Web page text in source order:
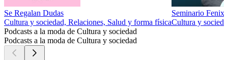
Se Regalan Dudas
Cultura y sociedad, Relaciones, Salud y forma física
Seminario Fenix
Cultura y
Podcasts a la moda de Cultura y sociedad
Podcasts a la moda de Cultura y sociedad